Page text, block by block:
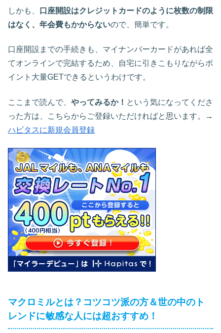
しかも、
口座開設はクレジットカードのように枚数の制限
はなく、年会費もかからないので、簡単です。
口座開設までの手続きも、マイナンバーカードがあれば全
てオンラインで完結するため、自宅に引きこもりながらポ
イント大量GETできるというわけです。
ここまで読んで、 やってみるか！ という気になってくださ
った方は、こちらからご登録いただければと思います。→
ハピタスに新規会員登録
マクロミルとは？コツコツ派の方＆世の中のト
レンドに敏感な人には超おすすめ！